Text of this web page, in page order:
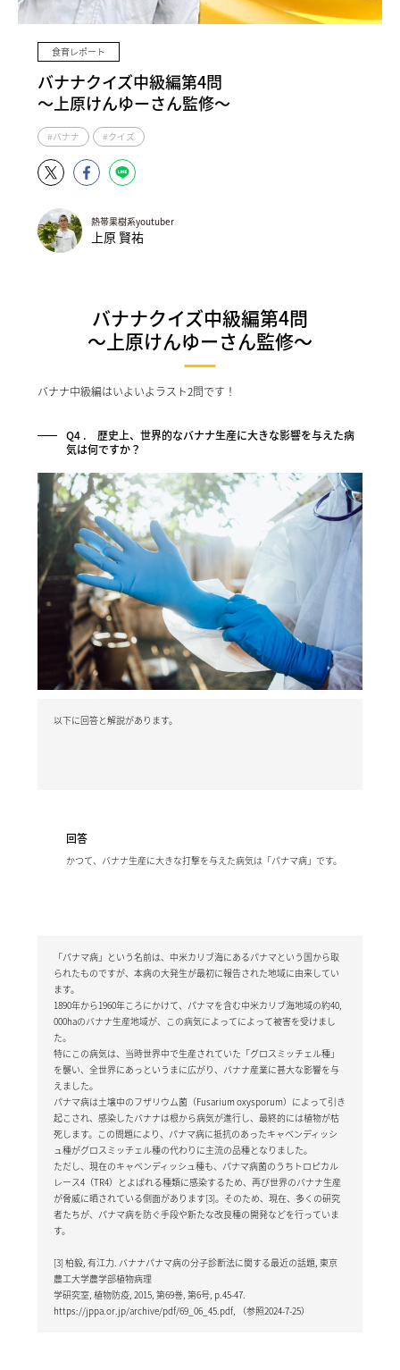
食育レポート
バナナクイズ中級編第4問
〜上原けんゆーさん監修〜
#バナナ #クイズ
熱帯果樹系youtuber
上原 賢祐
バナナクイズ中級編第4問
〜上原けんゆーさん監修〜
バナナ中級編はいよいよラスト2問です！
Q4 . 歴史上、世界的なバナナ生産に大きな影響を与えた病
気は何ですか？
以下に回答と解説があります。
回答
かつて、バナナ生産に大きな打撃を与えた病気は「パナマ病」です。
「パナマ病」という名前は、中米カリブ海にあるパナマという国から取
られたものですが、本病の大発生が最初に報告された地域に由来してい
ます。
1890年から1960年ころにかけて、パナマを含む中米カリブ海地域の約40,
000haのバナナ生産地域が、この病気によってによって被害を受けまし
た。
特にこの病気は、当時世界中で生産されていた「グロスミッチェル種」
を襲い、全世界にあっというまに広がり、バナナ産業に甚大な影響を与
えました。
パナマ病は土壌中のフザリウム菌（Fusarium oxysporum）によって引き
起こされ、感染したバナナは根から病気が進行し、最終的には植物が枯
死します。この問題により、パナマ病に抵抗のあったキャベンディッシ
ュ種がグロスミッチェル種の代わりに主流の品種となりました。
ただし、現在のキャベンディッシュ種も、パナマ病菌のうちトロピカル
レース4（TR4）とよばれる種類に感染するため、再び世界のバナナ生産
が脅威に晒されている側面があります[3]。そのため、現在、多くの研究
者たちが、パナマ病を防ぐ手段や新たな改良種の開発などを行っていま
す。
[3] 柏毅, 有江力. バナナパナマ病の分子診断法に関する最近の話題, 東京
農工大学農学部植物病理
学研究室, 植物防疫, 2015, 第69巻, 第6号, p.45-47.
https://jppa.or.jp/archive/pdf/69_06_45.pdf, （参照2024-7-25）